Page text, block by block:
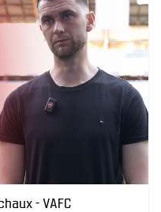
- VAFC